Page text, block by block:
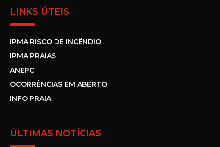
LINKS ÚTEIS
IPMA RISCO DE INCÊNDIO
IPMA PRAIAS
ANEPC
OCORRÊNCIAS EM ABERTO
INFO PRAIA
ÚLTIMAS NOTÍCIAS